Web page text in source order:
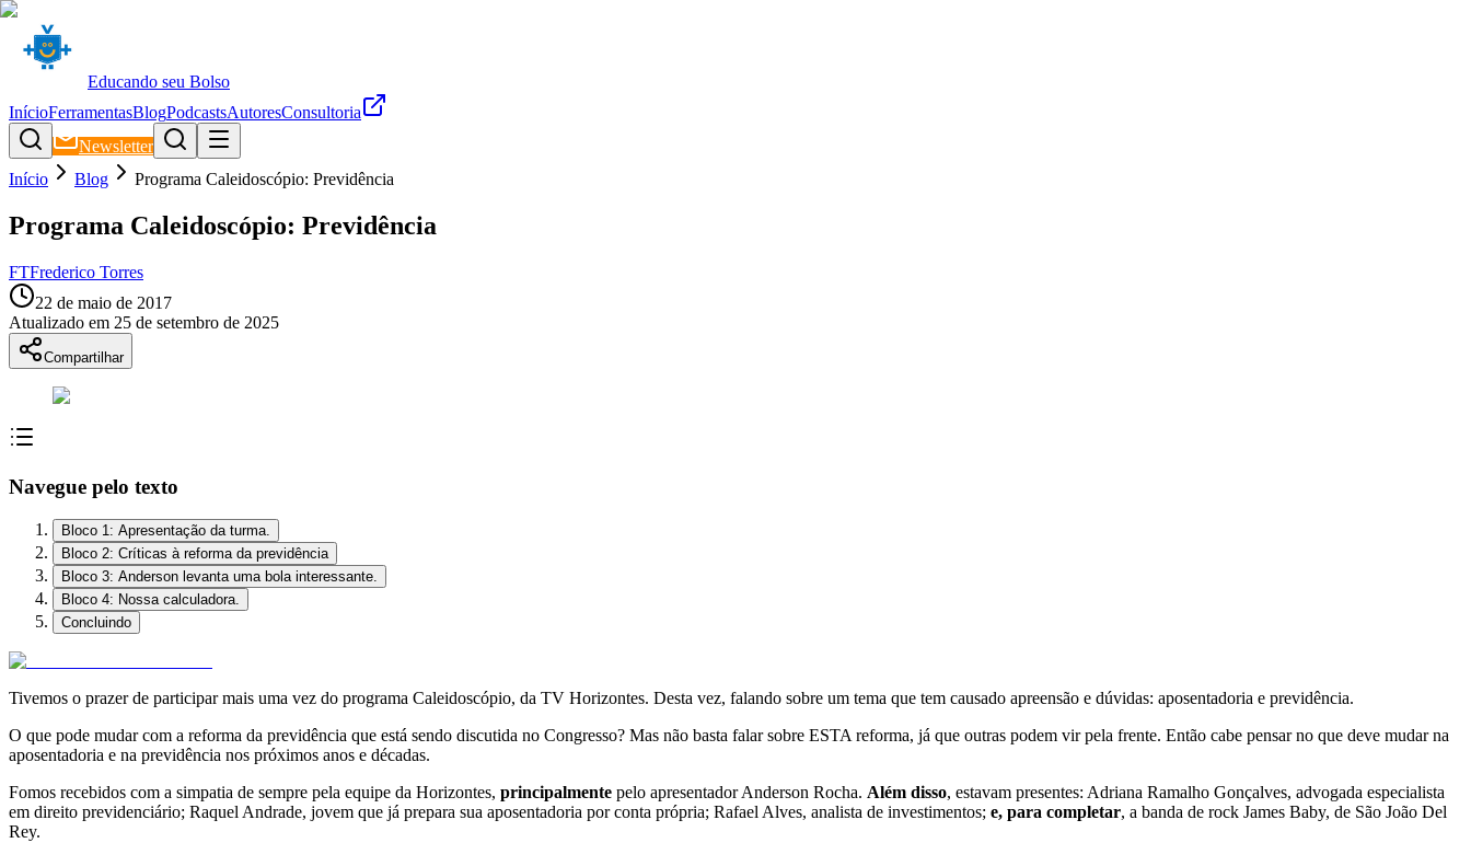
Educando seu Bolso
InícioFerramentasBlogPodcastsAutoresConsultoria
Newsletter
Início
Blog Programa Caleidoscópio: Previdência
Programa Caleidoscópio: Previdência
FTFrederico Torres
22 de maio de 2017
Atualizado em 25 de setembro de 2025
Compartilhar
Navegue pelo texto
Bloco 1: Apresentação da turma.
Bloco 2: Críticas à reforma da previdência
Bloco 3: Anderson levanta uma bola interessante.
Bloco 4: Nossa calculadora.
Concluindo
Tivemos o prazer de participar mais uma vez do programa Caleidoscópio, da TV Horizontes. Desta vez, falando sobre um tema que tem causado apreensão e dúvidas: aposentadoria e previdência.
O que pode mudar com a reforma da previdência que está sendo discutida no Congresso? Mas não basta falar sobre ESTA reforma, já que outras podem vir pela frente. Então cabe pensar no que deve mudar na
aposentadoria e na previdência nos próximos anos e décadas.
Fomos recebidos com a simpatia de sempre pela equipe da Horizontes, principalmente pelo apresentador Anderson Rocha. Além disso, estavam presentes: Adriana Ramalho Gonçalves, advogada especialista
em direito previdenciário; Raquel Andrade, jovem que já prepara sua aposentadoria por conta própria; Rafael Alves, analista de investimentos; e, para completar, a banda de rock James Baby, de São João Del
Rey.